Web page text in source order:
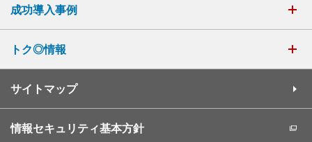
成功導入事例
トク◎情報
サイトマップ
情報セキュリティ基本方針